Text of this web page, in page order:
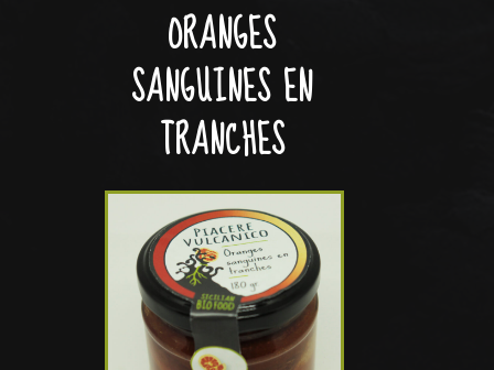
ORANGES
SANGUINES EN
TRANCHES